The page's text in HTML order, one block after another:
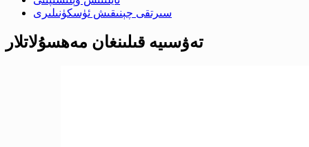
سىرتقى چېنىقىش ئۈسكۈنىلىرى
تەۋسىيە قىلىنغان مەھسۇلاتلار